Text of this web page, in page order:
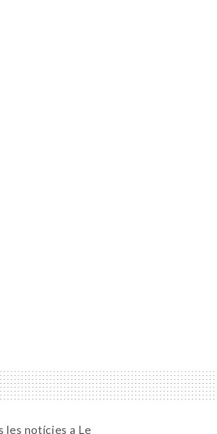
les notícies a Le